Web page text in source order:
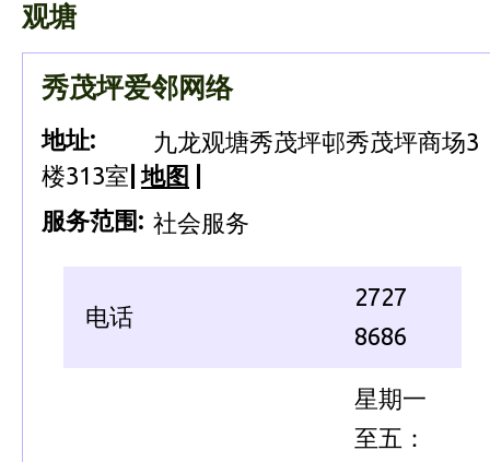
观塘
秀茂坪爱邻网络
地址:
九龙观塘秀茂坪邨秀茂坪商场3
楼313室 地图
服务范围: 社会服务
电话
2727
8686
星期一
至五：